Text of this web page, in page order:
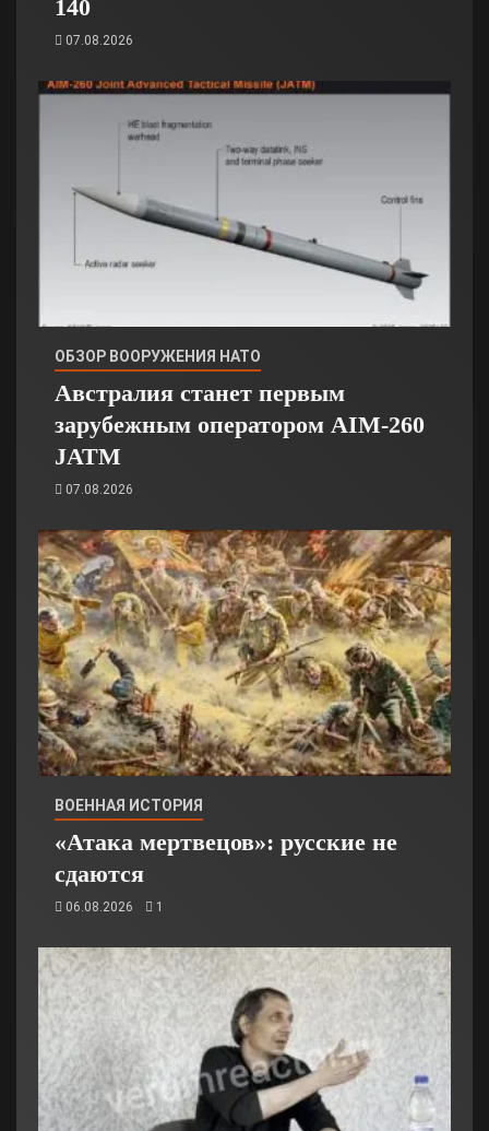
140
07.08.2026
ОБЗОР ВООРУЖЕНИЯ НАТО
Австралия станет первым
зарубежным оператором AIM-260
JATM
07.08.2026
ВОЕННАЯ ИСТОРИЯ
«Атака мертвецов»: русские не
сдаются
06.08.2026 1